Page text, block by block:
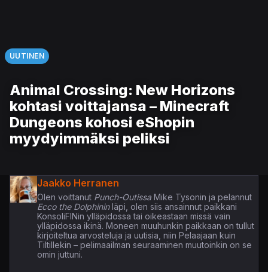
UUTINEN
Animal Crossing: New Horizons
kohtasi voittajansa – Minecraft
Dungeons kohosi eShopin
myydyimmäksi peliksi
Jaakko Herranen
Olen voittanutPunch-OutissaMike Tysonin ja pelannut
Ecco the Dolphininläpi, olen siis ansainnut paikkani
KonsoliFINin ylläpidossa tai oikeastaan missä vain
ylläpidossa ikinä. Moneen muuhunkin paikkaan on tullut
kirjoiteltua arvosteluja ja uutisia, niin Pelaajaan kuin
Tiltillekin – pelimaailman seuraaminen muutoinkin on se
omin juttuni.